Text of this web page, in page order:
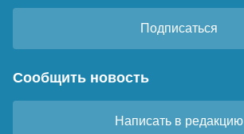
Подписаться
Сообщить новость
Написать в редакцию